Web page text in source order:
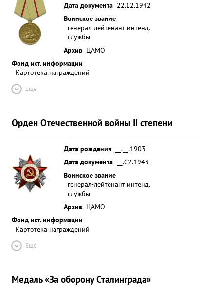
Дата документа 22.12.1942
Воинское звание
генерал-лейтенант интенд.
службы
Архив ЦАМО
Фонд ист. информации
Картотека награждений
Ещё
Орден Отечественной войны II степени
Дата рождения
__.__.1903
Дата документа
__.02.1943
Воинское звание
генерал-лейтенант интенд.
службы
Архив ЦАМО
Фонд ист. информации
Картотека награждений
Ещё
Медаль «За оборону Сталинграда»